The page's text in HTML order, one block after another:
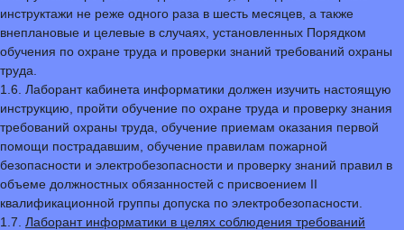
инструктажи не реже одного раза в шесть месяцев, а также
внеплановые и целевые в случаях, установленных Порядком
обучения по охране труда и проверки знаний требований охраны
труда.
1.6. Лаборант кабинета информатики должен изучить настоящую
инструкцию, пройти обучение по охране труда и проверку знания
требований охраны труда, обучение приемам оказания первой
помощи пострадавшим, обучение правилам пожарной
безопасности и электробезопасности и проверку знаний правил в
объеме должностных обязанностей с присвоением II
квалификационной группы допуска по электробезопасности.
1.7. Лаборант информатики в целях соблюдения требований